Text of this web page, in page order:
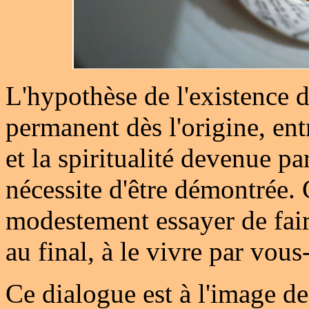
L'hypothèse de l'existence
permanent dès l'origine,
et la spiritualité devenue
nécessite d'être démontrée.
modestement essayer de
au final, à le vivre par
Ce dialogue est à l'image